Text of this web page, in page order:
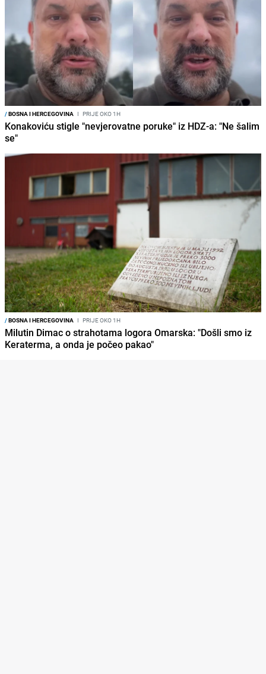
/BOSNA I HERCEGOVINA I PRIJE OKO 1H
Konakoviću stigle "nevjerovatne poruke" iz HDZ-a: "Ne šalim
se"
/BOSNA I HERCEGOVINA I PRIJE OKO 1H
Milutin Dimac o strahotama logora Omarska: "Došli smo iz
Keraterma, a onda je počeo pakao"